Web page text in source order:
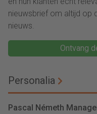
nieuwsbrief om altijd op
nieuws.
Ontvang
Personalia
Pascal Németh